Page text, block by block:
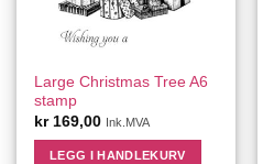
Large Christmas Tree A6
stamp
kr169,00 Ink.MVA
LEGG I HANDLEKURV